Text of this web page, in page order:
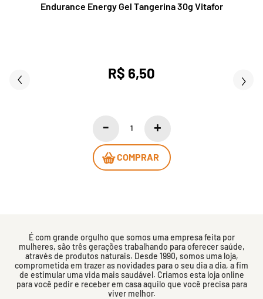
Endurance Energy Gel Tangerina 30g Vitafor
R$ 6,50
COMPRAR
É com grande orgulho que somos uma empresa feita por
mulheres, são três gerações trabalhando para oferecer saúde,
através de produtos naturais. Desde 1990, somos uma loja,
comprometida em trazer as novidades para o seu dia a dia, a fim
de estimular uma vida mais saudável. Criamos esta loja online
para você pedir e receber em casa aquilo que você precisa para
viver melhor.